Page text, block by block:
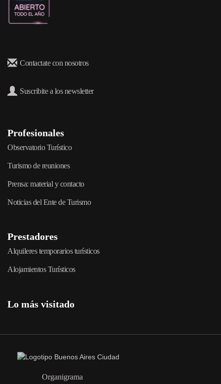
Contactate con nosotros
Suscribite a los newsletter
Profesionales
Observatorio Turístico
Turismo de reuniones
Prensa: material y contacto
Noticias del Ente de Turismo
Prestadores
Alquileres temporarios turísticos
Alojamientos Turísticos
Lo más visitado
Organigrama